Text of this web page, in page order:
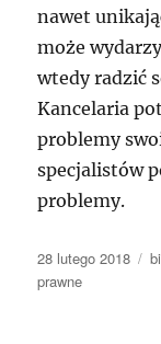
nawet
może
wtedy radzić
Kancelaria
problemy
specjalistów
problemy.
Data
publikacji
28 lutego 2018
prawne